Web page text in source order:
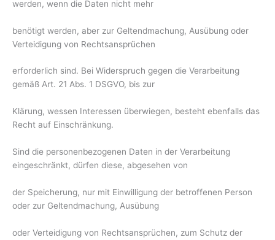
werden, wenn die Daten nicht mehr
benötigt werden, aber zur Geltendmachung, Ausübung oder
Verteidigung von Rechtsansprüchen
erforderlich sind. Bei Widerspruch gegen die Verarbeitung
gemäß Art. 21 Abs. 1 DSGVO, bis zur
Klärung, wessen Interessen überwiegen, besteht ebenfalls das
Recht auf Einschränkung.
Sind die personenbezogenen Daten in der Verarbeitung
eingeschränkt, dürfen diese, abgesehen von
der Speicherung, nur mit Einwilligung der betroffenen Person
oder zur Geltendmachung, Ausübung
oder Verteidigung von Rechtsansprüchen, zum Schutz der